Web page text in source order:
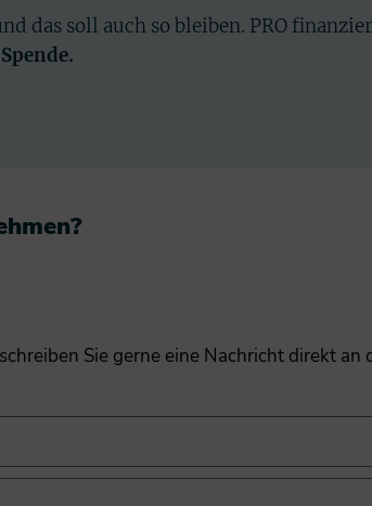
das soll auch so bleiben. PRO
Sie gerne eine Nachricht direkt an